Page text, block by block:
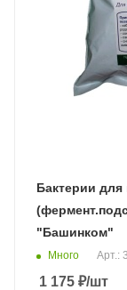
Бактерии для
"Башинком"
Много Арт.:
1 175 ₽/шт